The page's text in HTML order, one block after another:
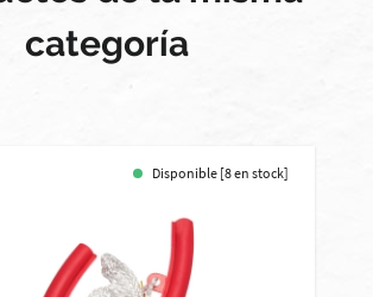
categoría
Disponible [8 en stock]